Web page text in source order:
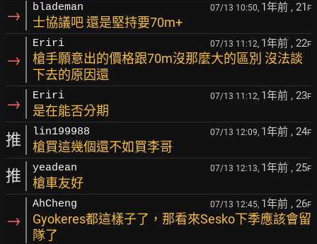
→ blademan 07/13 10:50, 1年前 , 21 F
士協議吧 還是堅持要70m+
→
Eriri 07/13 11:12, 1年前 , 22F
槍手願意出的價格跟70m沒那麼大的區別 沒法談
下去的原因還
→ Eriri 07/13 11:12, 1年前 , 23F
是在能否分期
推 lin199988 07/13 12:09, 1年前 , 24F
槍買這幾個還不如買李哥
推 yeadean 07/13 12:13, 1年前 , 25F
槍車友好
→
AhCheng 07/13 12:45, 1年前 , 26F
Gyokeres都這樣子了，那看來Sesko下季應該會留
隊了